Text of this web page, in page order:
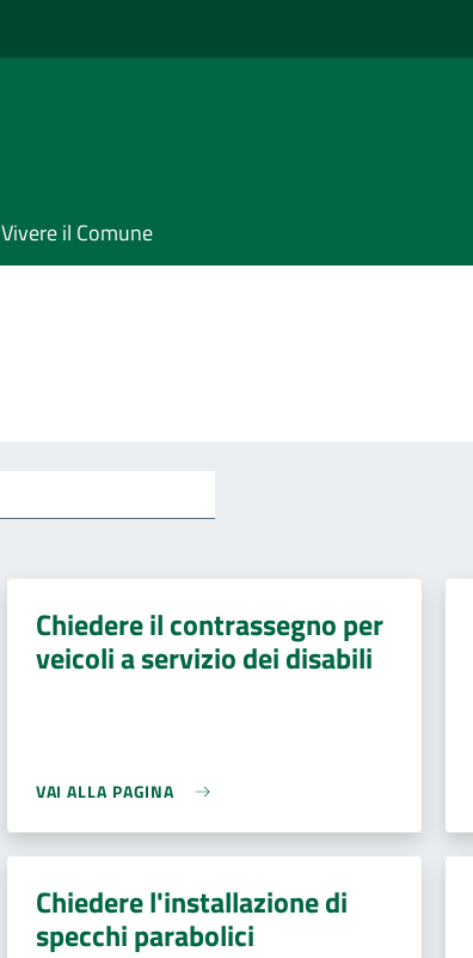
Vivere il Comune
Chiedere il contrassegno per
veicoli a servizio dei disabili
VAI ALLA PAGINA
Chiedere l'installazione di
specchi parabolici